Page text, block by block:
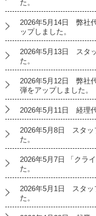
た。
2026年5月14日 弊社
ップしました。
2026年5月13日 スタ
た。
2026年5月12日 弊社
弾をアップしました。
2026年5月11日 経理
2026年5月8日 スタッ
た。
2026年5月7日 「クラ
た。
2026年5月1日 スタッ
た。